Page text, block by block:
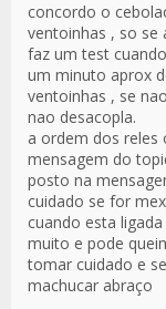
concordo o
ventoinhas , so se
faz um test
um minuto aprox
ventoinhas , se
nao desacopla.
a ordem dos
mensagem do
posto na
cuidado se for
cuando esta
muito e pode
tomar cuidado e
machucar abraço